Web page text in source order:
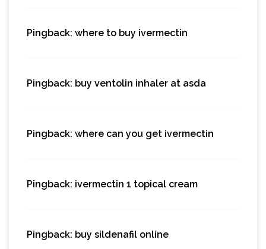
Pingback: where to buy ivermectin
Pingback: buy ventolin inhaler at asda
Pingback: where can you get ivermectin
Pingback: ivermectin 1 topical cream
Pingback: buy sildenafil online